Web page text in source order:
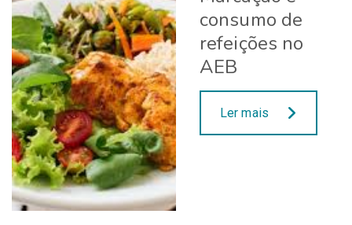
consumo de
refeições no
AEB
Ler mais